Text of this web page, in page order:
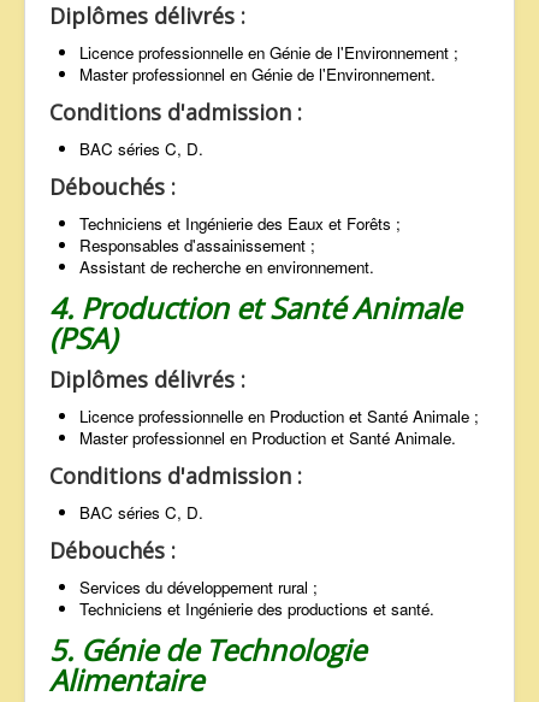
Diplômes délivrés :
Licence professionnelle en Génie de l'Environnement ;
Master professionnel en Génie de l'Environnement.
Conditions d'admission :
BAC séries C, D.
Débouchés :
Techniciens et Ingénierie des Eaux et Forêts ;
Responsables d'assainissement ;
Assistant de recherche en environnement.
4. Production et Santé Animale
(PSA)
Diplômes délivrés :
Licence professionnelle en Production et Santé Animale ;
Master professionnel en Production et Santé Animale.
Conditions d'admission :
BAC séries C, D.
Débouchés :
Services du développement rural ;
Techniciens et Ingénierie des productions et santé.
5. Génie de Technologie
Alimentaire